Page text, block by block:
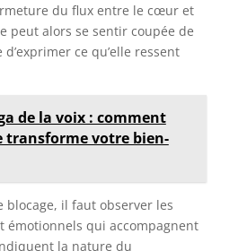
du flux entre le cœur et
peut alors se sentir coupée de
ce qu’elle ressent
de la voix : comment
transforme votre bien-
blocage, il faut observer les
émotionnels qui accompagnent
la nature du